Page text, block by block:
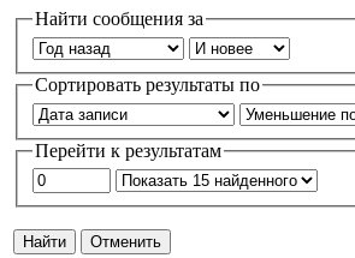
Найти сообщения за
Сортировать результаты по
Перейти к результатам